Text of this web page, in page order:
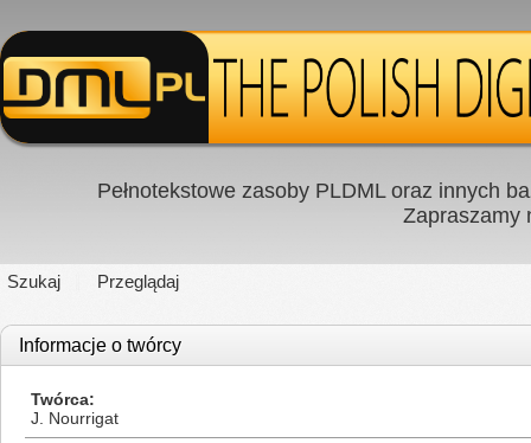
Pełnotekstowe zasoby PLDML oraz innych
Zapraszamy
Szukaj Przeglądaj
Informacje o twórcy
Twórca
J. Nourrigat